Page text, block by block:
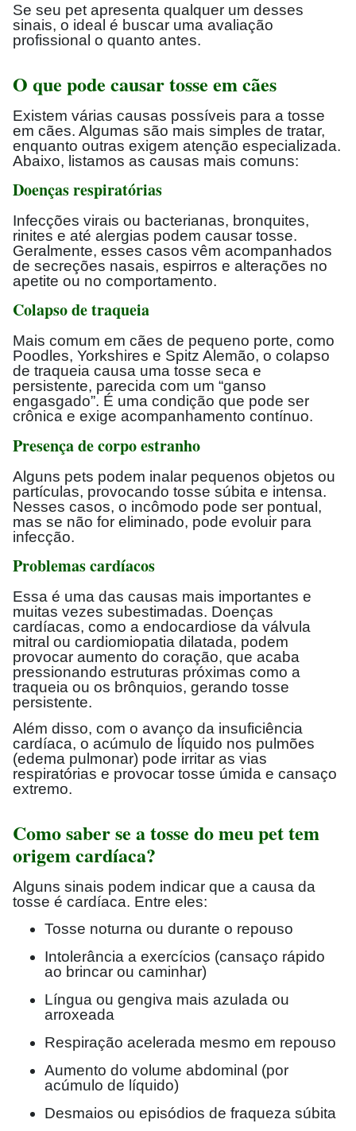
Se seu pet apresenta qualquer um desses
sinais, o ideal é buscar uma avaliação
profissional o quanto antes.
O que pode causar tosse em cães
Existem várias causas possíveis para a tosse
em cães. Algumas são mais simples de tratar,
enquanto outras exigem atenção especializada.
Abaixo, listamos as causas mais comuns:
Doenças respiratórias
Infecções virais ou bacterianas, bronquites,
rinites e até alergias podem causar tosse.
Geralmente, esses casos vêm acompanhados
de secreções nasais, espirros e alterações no
apetite ou no comportamento.
Colapso de traqueia
Mais comum em cães de pequeno porte, como
Poodles, Yorkshires e Spitz Alemão, o colapso
de traqueia causa uma tosse seca e
persistente, parecida com um “ganso
engasgado”. É uma condição que pode ser
crônica e exige acompanhamento contínuo.
Presença de corpo estranho
Alguns pets podem inalar pequenos objetos ou
partículas, provocando tosse súbita e intensa.
Nesses casos, o incômodo pode ser pontual,
mas se não for eliminado, pode evoluir para
infecção.
Problemas cardíacos
Essa é uma das causas mais importantes e
muitas vezes subestimadas. Doenças
cardíacas, como a endocardiose da válvula
mitral ou cardiomiopatia dilatada, podem
provocar aumento do coração, que acaba
pressionando estruturas próximas como a
traqueia ou os brônquios, gerando tosse
persistente.
Além disso, com o avanço da insuficiência
cardíaca, o acúmulo de líquido nos pulmões
(edema pulmonar) pode irritar as vias
respiratórias e provocar tosse úmida e cansaço
extremo.
Como saber se a tosse do meu pet tem
origem cardíaca?
Alguns sinais podem indicar que a causa da
tosse é cardíaca. Entre eles:
Tosse noturna ou durante o repouso
Intolerância a exercícios (cansaço rápido
ao brincar ou caminhar)
Língua ou gengiva mais azulada ou
arroxeada
Respiração acelerada mesmo em repouso
Aumento do volume abdominal (por
acúmulo de líquido)
Desmaios ou episódios de fraqueza súbita